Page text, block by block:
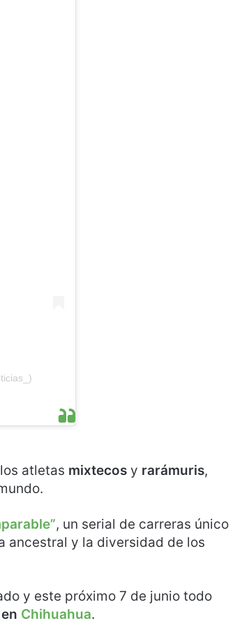
atletas mixtecos y rarámuris,
, un serial de carreras único
ancestral y la diversidad de los
y este próximo 7 de junio todo
Chihuahua.